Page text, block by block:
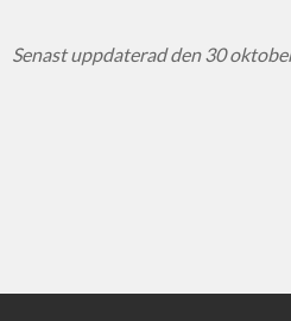
Senast uppdaterad den 30